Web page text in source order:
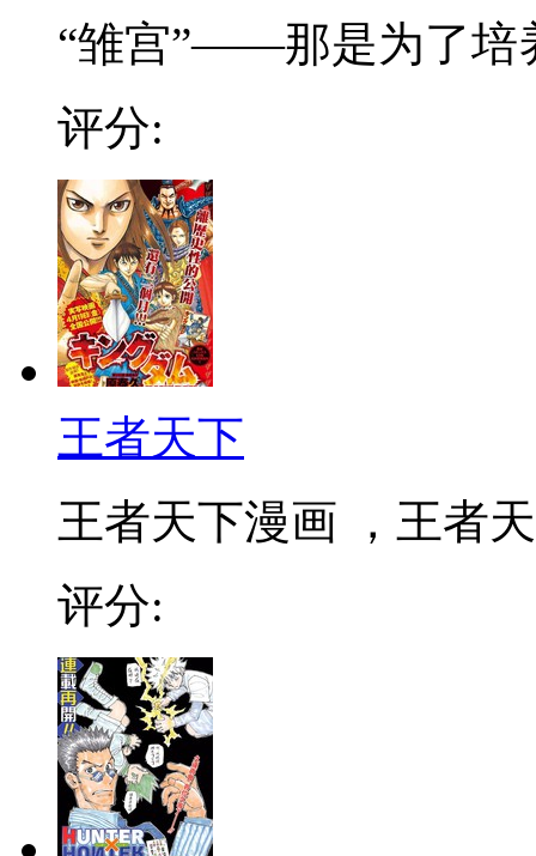
“雏宫”——那是为了培
评分:
王者天下
王者天下漫画 ，王者
评分: